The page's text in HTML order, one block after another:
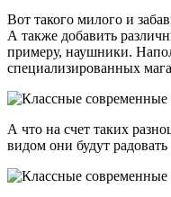
Вот такого милого и
А также добавить
примеру, наушники.
специализированных
А что на счет таких
видом они будут